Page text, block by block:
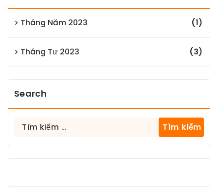
Tháng Năm 2023 (1)
Tháng Tư 2023 (3)
Search
Tìm